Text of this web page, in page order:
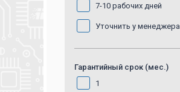
7-10 рабочих дней
Уточнить у менеджера
Гарантийный срок (мес.)
1